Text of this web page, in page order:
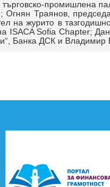
търговско-промишлена
Траянов,
на журито в
ISACA Sofia Chapter;
Банка ДСК и Владимир